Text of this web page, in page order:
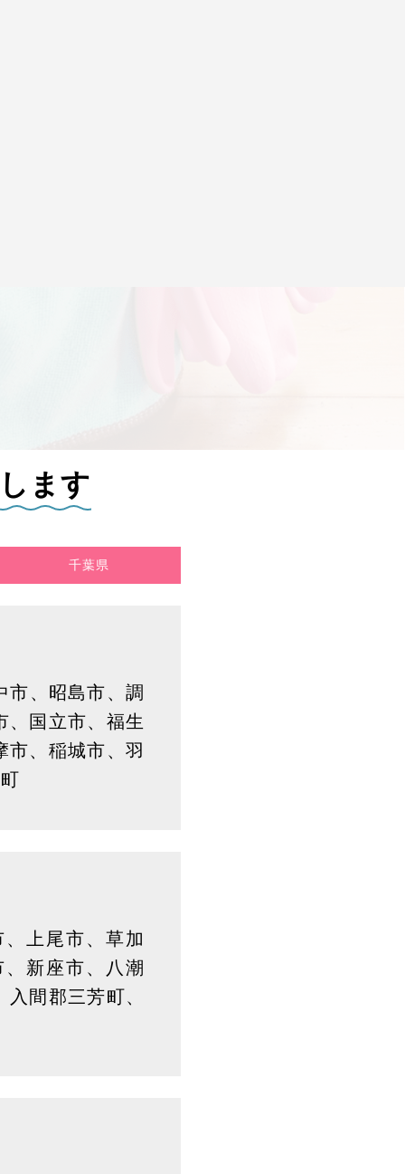
ます
千葉県
市、昭島市、調
、国立市、福生
市、稲城市、羽
上尾市、草加
新座市、八潮
間郡三芳町、